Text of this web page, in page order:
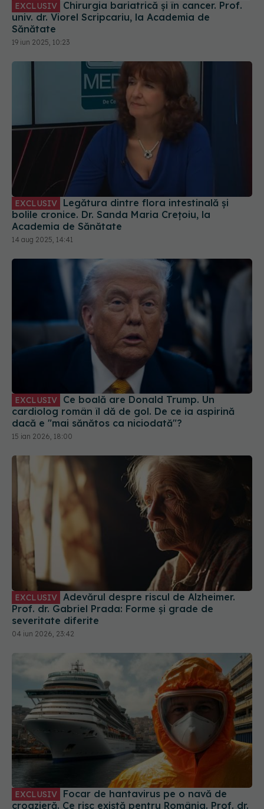
EXCLUSIV
univ. dr. Viorel Scripcariu, la Academia de
Sănătate
19 iun 2025, 10:23
EXCLUSIV
bolile cronice. Dr. Sanda Maria Crețoiu, la
Academia de Sănătate
14 aug 2025, 14:41
EXCLUSIV
cardiolog român îl dă de gol. De ce ia aspirină
dacă e "mai sănătos ca niciodată"?
15 ian 2026, 18:00
EXCLUSIV
Prof. dr. Gabriel Prada: Forme și grade de
severitate diferite
04 iun 2026, 23:42
EXCLUSIV
croazieră. Ce risc există pentru România. Prof. dr.